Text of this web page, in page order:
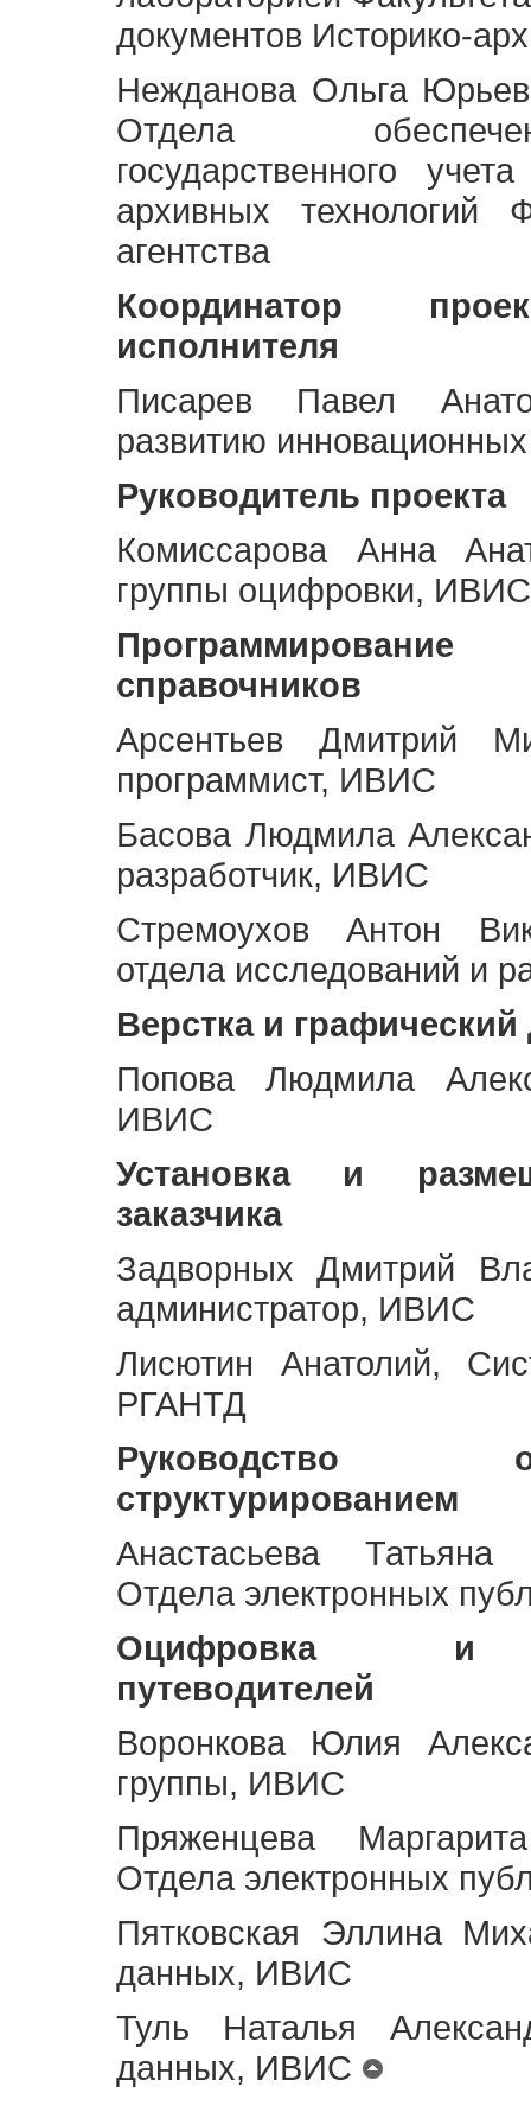
документов Историко-
Нежданова Ольга
Отдела
государственного
архивных технологий
агентства
Координатор
исполнителя
Писарев Павел
развитию
Руководитель проекта
Комиссарова Анна
группы оцифровки, ИВИС
Программирование
справочников
Арсентьев Дмитрий
программист, ИВИС
Басова Людмила
разработчик, ИВИС
Стремоухов Антон
отдела исследований и
Верстка и графический
Попова Людмила
ИВИС
Установка и
заказчика
Задворных Дмитрий
администратор, ИВИС
Лисютин Анатолий,
РГАНТД
Руководство
структурированием
Анастасьева Татьяна
Отдела электронных
Оцифровка и
путеводителей
Воронкова Юлия
группы, ИВИС
Пряженцева
Отдела электронных
Пятковская Эллина
данных, ИВИС
Туль Наталья
данных, ИВИС